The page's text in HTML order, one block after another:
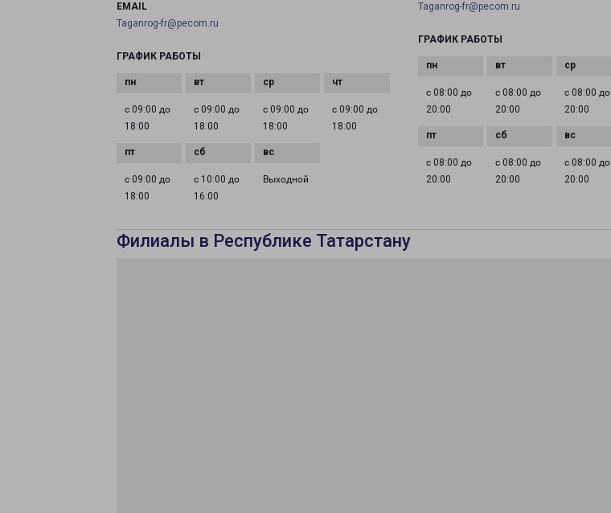
EMAIL
Taganrog-fr@pecom.ru
ГРАФИК РАБОТЫ
с 09:00 до
18:00
с 09:00 до
18:00
с 09:00 до
18:00
с 09:00 до
18:00
с 09:00 до
18:00
с 10:00 до
16:00
Выходной
Taganrog-fr@pecom.ru
ГРАФИК РАБОТЫ
с 08:00 до
20:00
с 08:00 до
20:00
с 08:00 до
20:00
с 08:00 до
20:00
с 08:00 до
20:00
с 08:00 до
20:00
Филиалы в Республике Татарстану